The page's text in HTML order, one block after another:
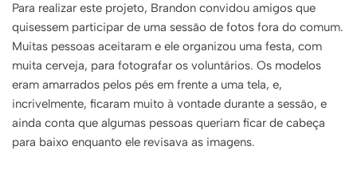
Para realizar este projeto, Brandon convidou amigos que
quisessem participar de uma sessão de fotos fora do comum.
Muitas pessoas aceitaram e ele organizou uma festa, com
muita cerveja, para fotografar os voluntários. Os modelos
eram amarrados pelos pés em frente a uma tela, e,
incrivelmente, ficaram muito à vontade durante a sessão, e
ainda conta que algumas pessoas queriam ficar de cabeça
para baixo enquanto ele revisava as imagens.